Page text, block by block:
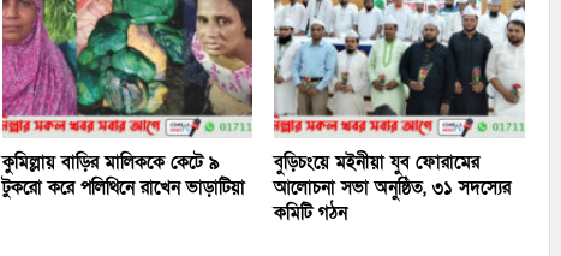
কুমিল্লায় বাড়ির মালিককে কেটে ৯
টুকরো করে পলিথিনে রাখেন ভাড়াটিয়া
বুড়িচংয়ে মইনীয়া যুব ফোরামের
আলোচনা সভা অনুষ্ঠিত, ৩১ সদস্যের
কমিটি গঠন